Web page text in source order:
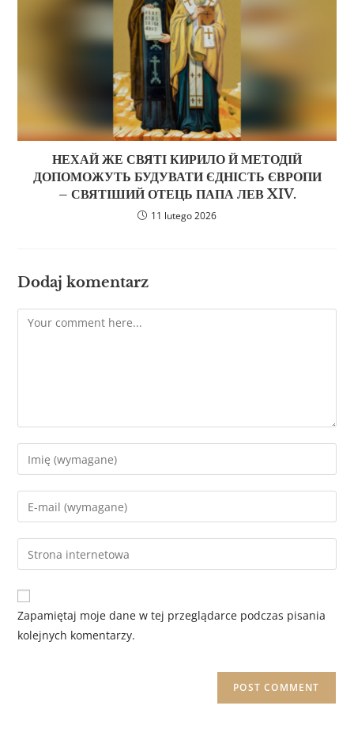
НЕХАЙ ЖЕ СВЯТІ КИРИЛО Й МЕТОДІЙ
ДОПОМОЖУТЬ БУДУВАТИ ЄДНІСТЬ ЄВРОПИ
– СВЯТІШИЙ ОТЕЦЬ ПАПА ЛЕВ XIV.
11 lutego 2026
Dodaj komentarz
Zapamiętaj moje dane w tej przeglądarce podczas pisania
kolejnych komentarzy.